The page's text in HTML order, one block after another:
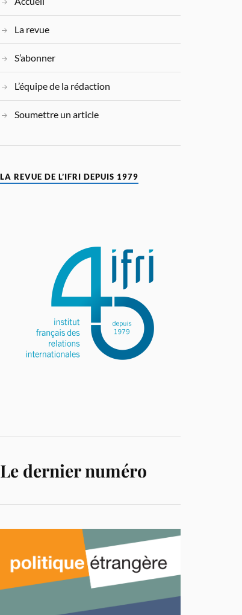
La revue
S’abonner
L’équipe de la rédaction
Soumettre un article
LA REVUE DE L’IFRI DEPUIS 1979
Le dernier numéro